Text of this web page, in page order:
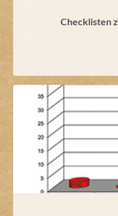
Checklisten